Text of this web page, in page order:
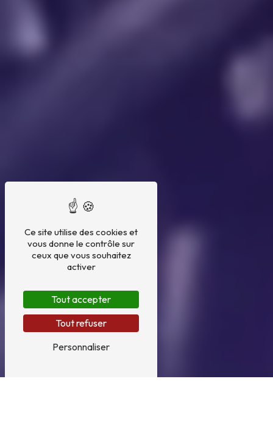
Ce site utilise des cookies et
vous donne le contrôle sur
ceux que vous souhaitez
activer
Tout accepter
Tout refuser
Personnaliser